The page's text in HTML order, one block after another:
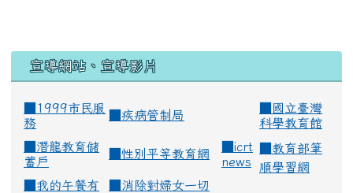
宣導網站、宣導影片
■1999市民服
務
疾病管制局
國立臺灣
科學教育館
潛龍教育儲
蓄戶
性別平等教育網
icrt
news
教育部筆
順學習網
我的午餐有
消除對婦女一切